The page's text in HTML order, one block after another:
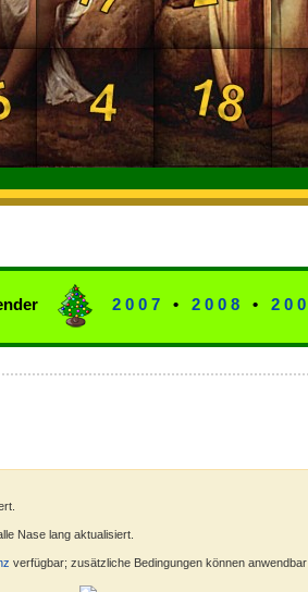
2 0 0 7• 2 0 0 8• 2 0
Nase lang aktualisiert.
verfügbar; zusätzliche Bedingungen können